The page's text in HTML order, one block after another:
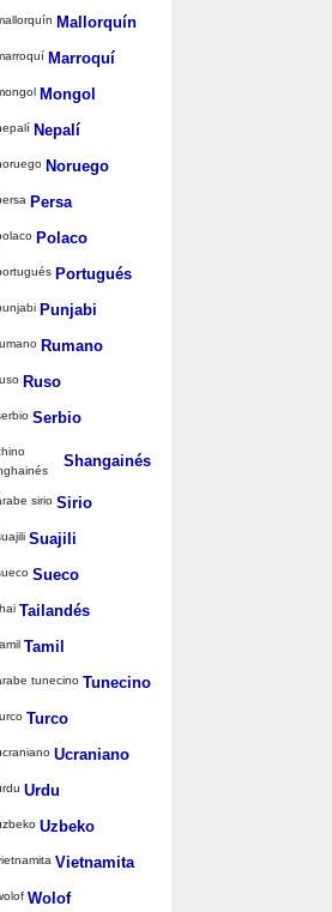
Mallorquín
Marroquí
Mongol
Nepalí
Noruego
Persa
Polaco
Portugués
Punjabi
Rumano
Ruso
Serbio
Shangainés
Sirio
Suajili
Sueco
Tailandés
Tamil
Tunecino
Turco
Ucraniano
Urdu
Uzbeko
Vietnamita
Wolof